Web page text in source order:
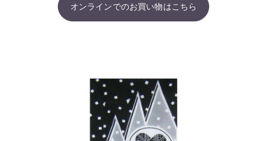
オンラインでのお買い物はこちら